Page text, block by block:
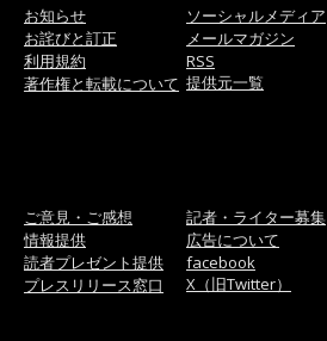
お知らせ
お詫びと訂正
利用規約
著作権と転載について
ソーシャルメディア
メールマガジン
RSS
提供元一覧
ご意見・ご感想
情報提供
読者プレゼント提供
プレスリリース窓口
記者・ライター募集
広告について
facebook
X（旧Twitter）